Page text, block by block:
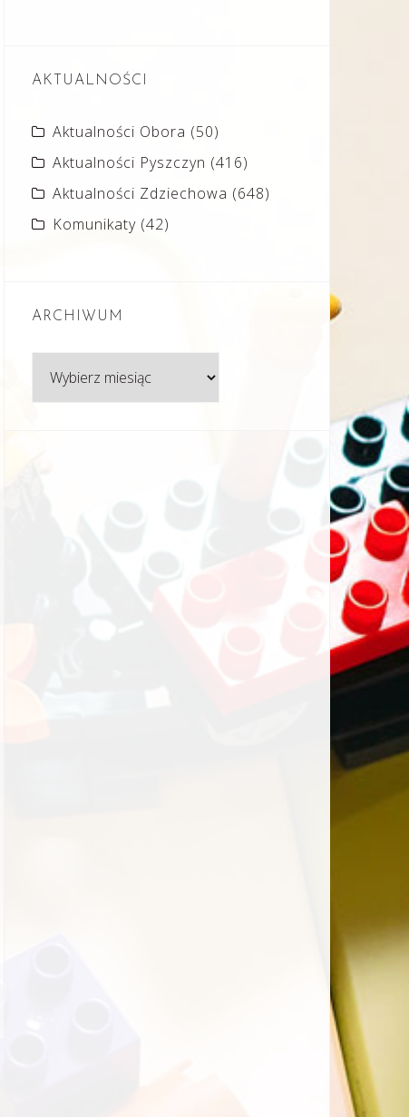
AKTUALNOŚCI
Aktualności Obora (50)
Aktualności Pyszczyn (416)
Aktualności Zdziechowa (648)
Komunikaty (42)
ARCHIWUM